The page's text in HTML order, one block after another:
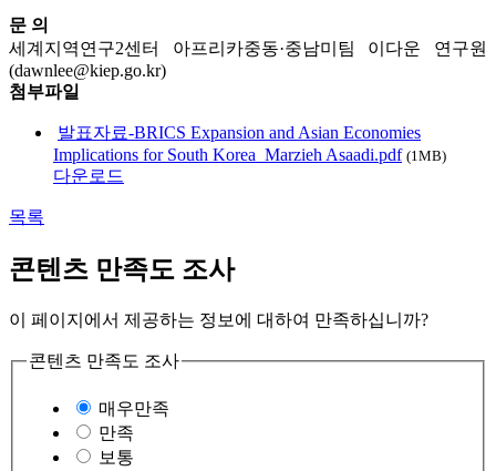
문 의
세계지역연구2센터 아프리카중동·중남미팀 이다운 연구원
(dawnlee@kiep.go.kr)
첨부파일
발표자료-BRICS Expansion and Asian Economies
Implications for South Korea_Marzieh Asaadi.pdf (1MB)
다운로드
목록
콘텐츠 만족도 조사
이 페이지에서 제공하는 정보에 대하여 만족하십니까?
콘텐츠 만족도 조사
매우만족
만족
보통